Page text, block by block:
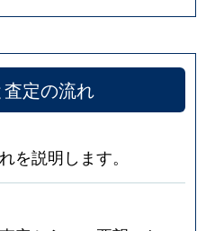
定の流れ
を説明します。